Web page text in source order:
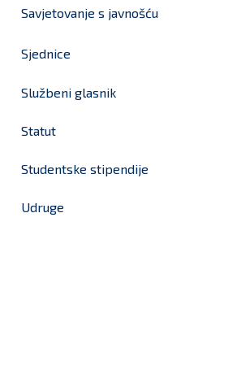
Savjetovanje s javnošću
Sjednice
Službeni glasnik
Statut
Studentske stipendije
Udruge